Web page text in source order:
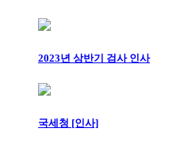
2023년 상반기 검사 인사
국세청 [인사]